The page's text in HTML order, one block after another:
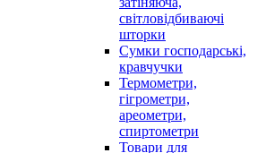
світловідбиваючі
шторки
Сумки господарські,
кравчучки
Термометри,
гігрометри,
ареометри,
спиртометри
Товари для